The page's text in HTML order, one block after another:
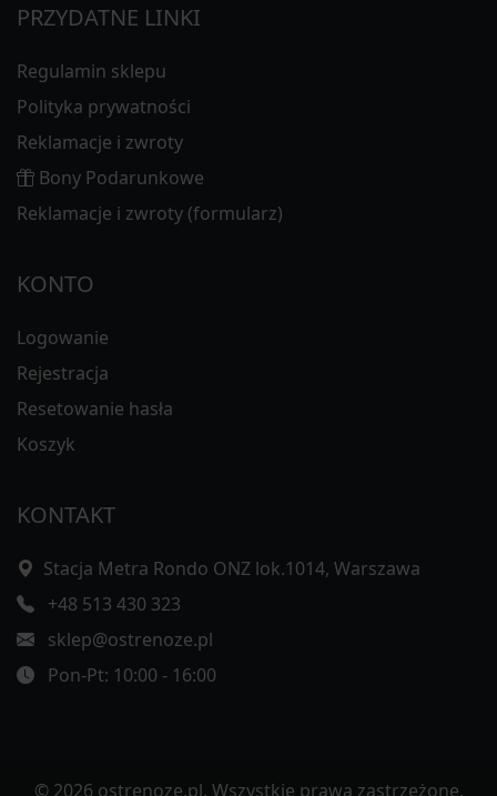
PRZYDATNE LINKI
Regulamin sklepu
Polityka prywatności
Reklamacje i zwroty
Bony Podarunkowe
Reklamacje i zwroty (formularz)
KONTO
Logowanie
Rejestracja
Resetowanie hasła
Koszyk
KONTAKT
Stacja Metra Rondo ONZ lok.1014, Warszawa
+48 513 430 323
sklep@ostrenoze.pl
Pon-Pt: 10:00 - 16:00
© 2026 ostrenoze.pl. Wszystkie prawa zastrzeżone.